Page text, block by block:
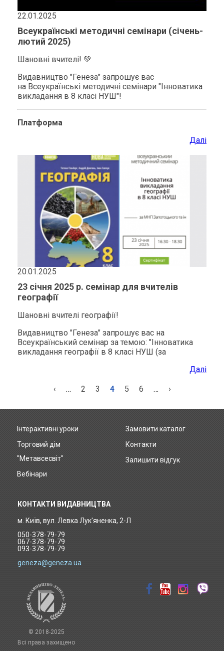
22.01.2025
Всеукраїнські методичні семінари (січень-
лютий 2025)
Шановні вчителі! 💚
Видавництво "Генеза" запрошує вас
на Всеукраїнські методичні семінари "Інноватика
викладання в 8 класі НУШ"!
Платформа
Далі
20.01.2025
23 січня 2025 р. семінар для вчителів
географії
Шановні вчителі географії!
Видавництво "Генеза" запрошує вас на
Всеукраїнський семінар за темою: "Інноватика
викладання географії в 8 класі НУШ (за
Далі
на
Попередня
‹ … Сторінка
2 Сторінка
3
Поточна
4 Сторінка
5 Сторінка
6 …
Наступна
›
© 2018-2025
Всі права захищено
КОНТАКТИ ВИДАВНИЦТВА
м. Київ, вул. Левка Лук'яненка, 2-Л
050-378-79-79
067-378-79-79
093-378-79-79
geneza@geneza.ua
Footer
menu
Інтерактивні уроки
Торговий дім
"Метавсесвіт"
Вебінари
Замовити каталог
Контакти
Залишити відгук